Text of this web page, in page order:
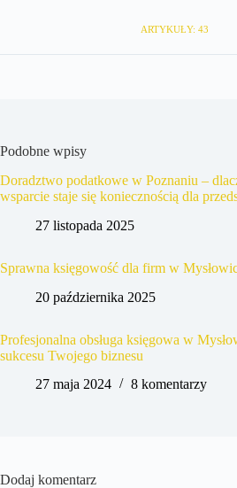
ARTYKUŁY: 43
Podobne wpisy
Doradztwo podatkowe w Poznaniu –
wsparcie staje się koniecznością dla
27 listopada 2025
Sprawna księgowość dla firm w
20 października 2025
Profesjonalna obsługa księgowa w
sukcesu Twojego biznesu
27 maja 2024
8 komentarzy
Dodaj komentarz